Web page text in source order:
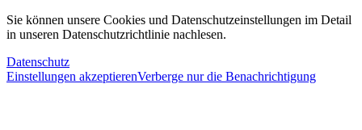
Sie können unsere Cookies und Datenschutzeinstellungen im Detail
in unseren Datenschutzrichtlinie nachlesen.
Datenschutz
Einstellungen akzeptierenVerberge nur die Benachrichtigung